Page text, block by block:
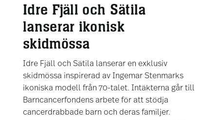
Idre Fjäll och Sätila
lanserar ikonisk
skidmössa
Idre Fjäll och Sätila lanserar en exklusiv
skidmössa inspirerad av Ingemar Stenmarks
ikoniska modell från 70-talet. Intäkterna går till
Barncancerfondens arbete för att stödja
cancerdrabbade barn och deras familjer.